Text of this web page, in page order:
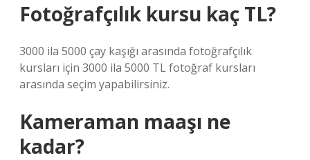
Fotoğrafçılık kursu kaç TL?
3000 ila 5000 çay kaşığı arasında fotoğrafçılık
kursları için 3000 ila 5000 TL fotoğraf kursları
arasında seçim yapabilirsiniz.
Kameraman maaşı ne
kadar?